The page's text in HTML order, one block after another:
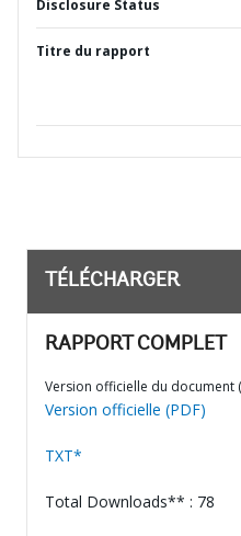
Disclosure Status
Titre du rapport
TÉLÉCHARGER
RAPPORT COMPLET
Version officielle du document
Version officielle (PDF)
TXT*
Total Downloads** : 78